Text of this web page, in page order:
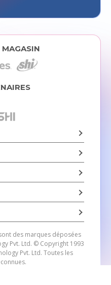
des marques déposées
Pvt. Ltd. © Copyright 1993
Pvt. Ltd. Toutes les